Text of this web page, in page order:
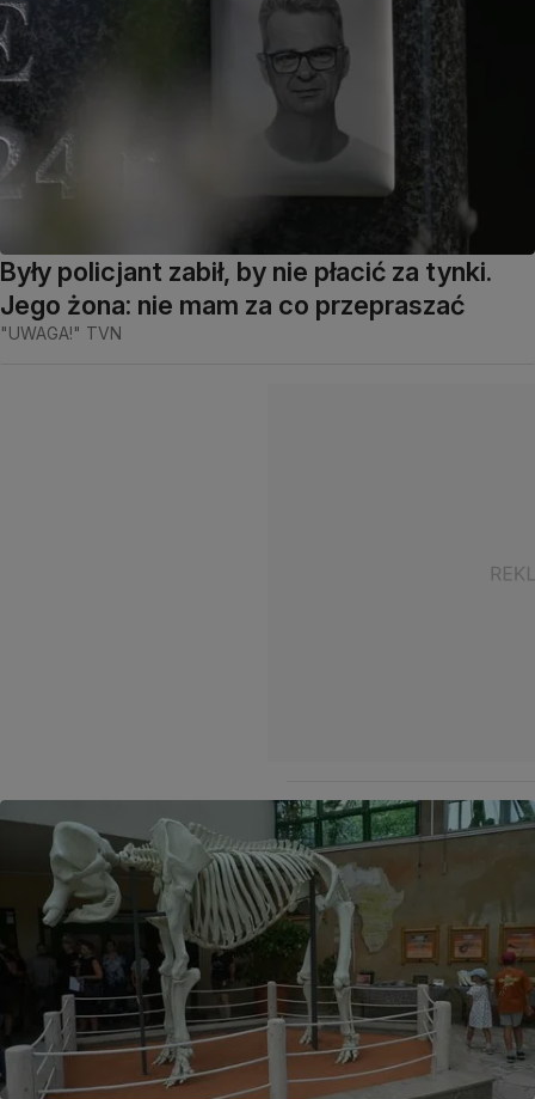
Były policjant zabił, by nie płacić za tynki.
Jego żona: nie mam za co przepraszać
"UWAGA!" TVN